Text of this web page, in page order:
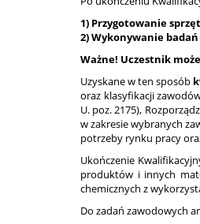
1) Przygotowanie
2) Wykonywanie
Ważne! Uczestnik
Uzyskane w ten sposób
oraz klasyfikacji
U. poz. 2175),
w zakresie wybranych
potrzeby rynku pracy
Ukończenie
produktów i innych
chemicznych z
Do zadań zawodowych